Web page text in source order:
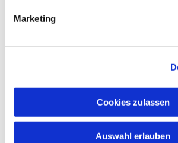
Marketing
Cookies zulassen
Auswahl erlauben
Neureuter Vereinen offen, die unsere
Gemeindesaal für Familienfeiern und
Anlässe mieten. Die Miete für den
300 Euro für einen Nachmittag oder